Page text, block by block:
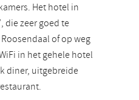
Het hotel in
die zeer goed te
of op weg
in het gehele hotel
diner, uitgebreide